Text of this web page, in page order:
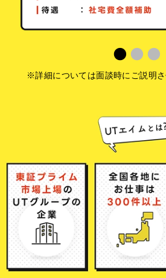
※詳細については面談時にご説明さ